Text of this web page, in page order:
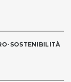
SOSTENIBILITÀ